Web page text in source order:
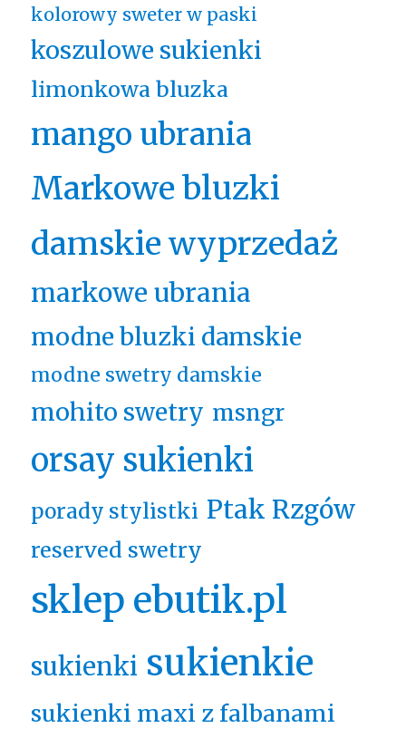
kolorowy sweter w paski
koszulowe sukienki
limonkowa bluzka
mango ubrania
Markowe bluzki
damskie wyprzedaż
markowe ubrania
modne bluzki damskie
modne swetry damskie
mohito swetry msngr
orsay sukienki
porady stylistki Ptak Rzgów
reserved swetry
sklep ebutik.pl
sukienki sukienkie
sukienki maxi z falbanami